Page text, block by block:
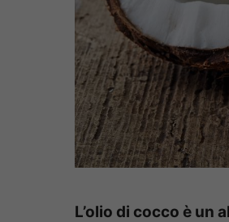
L’olio di cocco è un